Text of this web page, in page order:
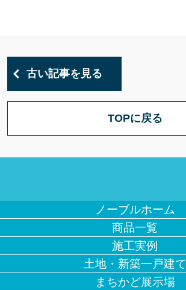
古い記事を見る
TOPに戻る
ノーブルホーム
商品一覧
施工実例
土地・新築一戸建て
まちかど展示場